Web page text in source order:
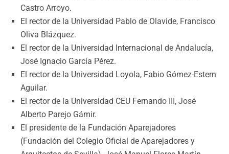
Castro Arroyo.
El rector de la Universidad Pablo de Olavide, Francisco
Oliva Blázquez.
El rector de la Universidad Internacional de Andalucía,
José Ignacio García Pérez.
El rector de la Universidad Loyola, Fabio Gómez-Estern
Aguilar.
El rector de la Universidad CEU Fernando III, José
Alberto Parejo Gámir.
El presidente de la Fundación Aparejadores
(Fundación del Colegio Oficial de Aparejadores y